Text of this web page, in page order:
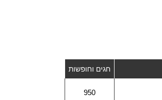
חגים וחופשות
950